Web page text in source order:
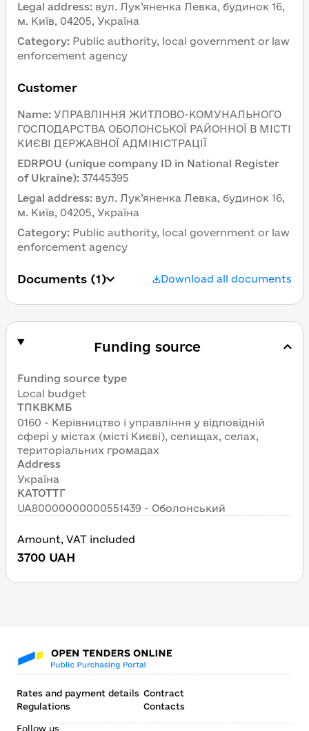
Legal address: вул. Лук’яненка Левка, будинок 16,
м. Київ, 04205, Україна
Category: Public authority, local government or law
enforcement agency
Customer
Name: УПРАВЛІННЯ ЖИТЛОВО-КОМУНАЛЬНОГО
ГОСПОДАРСТВА ОБОЛОНСЬКОЇ РАЙОННОЇ В МІСТІ
КИЄВІ ДЕРЖАВНОЇ АДМІНІСТРАЦІЇ
EDRPOU (unique company ID in National Register
of Ukraine): 37445395
Legal address: вул. Лук’яненка Левка, будинок 16,
м. Київ, 04205, Україна
Category: Public authority, local government or law
enforcement agency
Documents (1) Download all documents
Funding source
Funding source type
Local budget
ТПКВКМБ
0160 - Керівництво і управління у відповідній
сфері у містах (місті Києві), селищах, селах,
територіальних громадах
Address
Україна
КАТОТТГ
UA80000000000551439 - Оболонський
Amount, VAT included
3700 UAH
Rates and payment details Contract
Regulations
Contacts
Follow us